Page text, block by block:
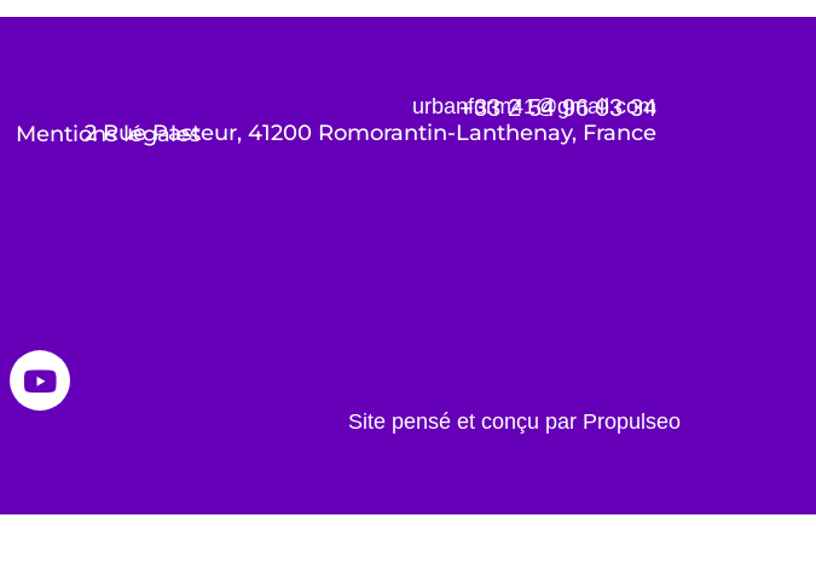
+33 2 54 96 93 34
urbanform41@gmail.com
2 Rue Pasteur, 41200 Romorantin-Lanthenay, France
Mentions légales
Site pensé et conçu par Propulseo